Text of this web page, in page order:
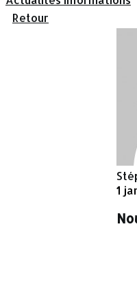
Retour
1